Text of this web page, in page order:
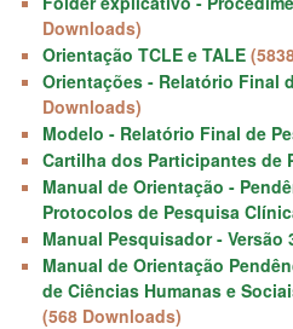
Downloads)
Orientação TCLE e TALE
Orientações - Relatório Final
Downloads)
Modelo - Relatório Final de
Cartilha dos Participantes de
Manual de Orientação -
Protocolos de Pesquisa
Manual Pesquisador - Versão
Manual de Orientação
de Ciências Humanas e
(568 Downloads)